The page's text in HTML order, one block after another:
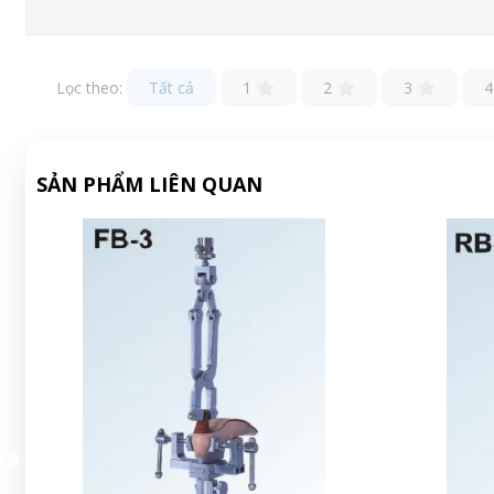
Lọc theo: Tất cả 1 2 3 4
SẢN PHẨM LIÊN QUAN